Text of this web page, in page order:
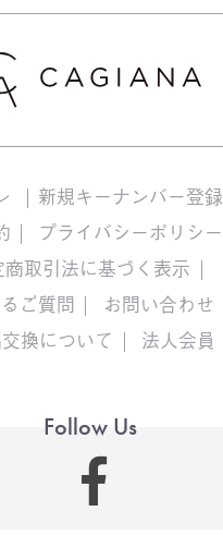
新規キーナンバー登録
プライバシーポリシー
商取引法に基づく表示
ご質問
お問い合わせ
換について
法人会員
Follow Us